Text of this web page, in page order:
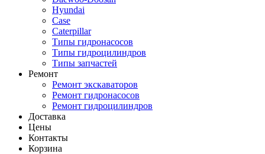
Hyundai
Case
Caterpillar
Типы гидронасосов
Типы гидроцилиндров
Типы запчастей
Ремонт
Ремонт экскаваторов
Ремонт гидронасосов
Ремонт гидроцилиндров
Доставка
Цены
Контакты
Корзина